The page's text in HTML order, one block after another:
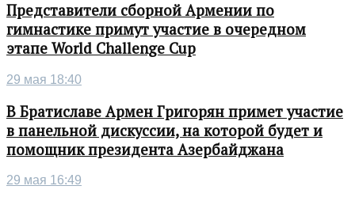
Представители сборной Армении по
гимнастике примут участие в очередном
этапе World Challenge Cup
29 мая 18:40
В Братиславе Армен Григорян примет участие
в панельной дискуссии, на которой будет и
помощник президента Азербайджана
29 мая 16:49